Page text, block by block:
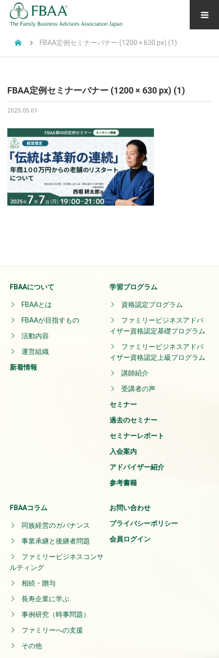
FBAA定例セミナーバナー (1200 × 630 px) (1)
FBAA定例セミナーバナー (1200 × 630 px) (1)
2025.05.01
FBAAについて
FBAAとは
FBAAが目指すもの
活動内容
運営組織
新着情報
学習プログラム
資格認定プログラム
ファミリービジネスアドバ
イザー資格認定基礎プログラム
ファミリービジネスアドバ
イザー資格認定上級プログラム
講師紹介
受講者の声
セミナー
過去のセミナー
セミナーレポート
入会案内
アドバイザー紹介
参考書籍
FBAAコラム
同族経営のガバナンス
事業承継と後継者問題
ファミリービジネスコンサ
ルティング
相続・贈与
長寿企業に学ぶ
事例研究（時事問題）
ファミリーへの支援
その他
お問い合わせ
プライバシーポリシー
会員ログイン